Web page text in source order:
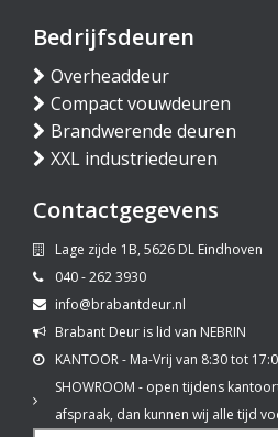
Bedrijfsdeuren
Overheaddeur
Compact vouwdeuren
Brandwerende deuren
XXL industriedeuren
Contactgegevens
Lage zijde 1B, 5626 DL Eindhoven
040 - 262 3930
info@brabantdeur.nl
Brabant Deur is lid van NEBRIN
KANTOOR - Ma-Vrij van 8:30 tot
SHOWROOM - open tijdens
afspraak, dan kunnen wij alle tijd